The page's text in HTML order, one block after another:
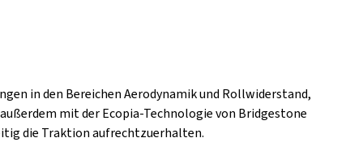
in den Bereichen Aerodynamik und Rollwiderstand,
mit der Ecopia-Technologie von Bridgestone
die Traktion aufrechtzuerhalten.